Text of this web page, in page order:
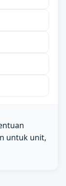
untuk unit,